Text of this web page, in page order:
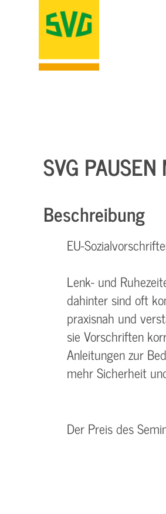
SVG
Beschreibung
EU-
Lenk- und
dahinter sind oft
praxisnah und
sie Vorschriften
Anleitungen zur
mehr Sicherheit
Der Preis des